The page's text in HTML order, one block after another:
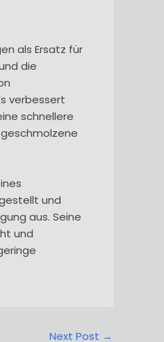
als Ersatz für
die
verbessert
schnellere
und
aus. Seine
und
Next Post →